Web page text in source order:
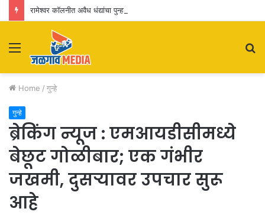
Menu
Home / गुन्हे
गुन्हे
ब्रेकिंग न्यूज : एमआयडीसीमध्ये
बेछूट गोळीबार; एक गंभीर
जखमी, दुसऱ्यावर उपचार सुरू
आहे